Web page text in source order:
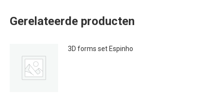
Gerelateerde producten
3D forms set Espinho